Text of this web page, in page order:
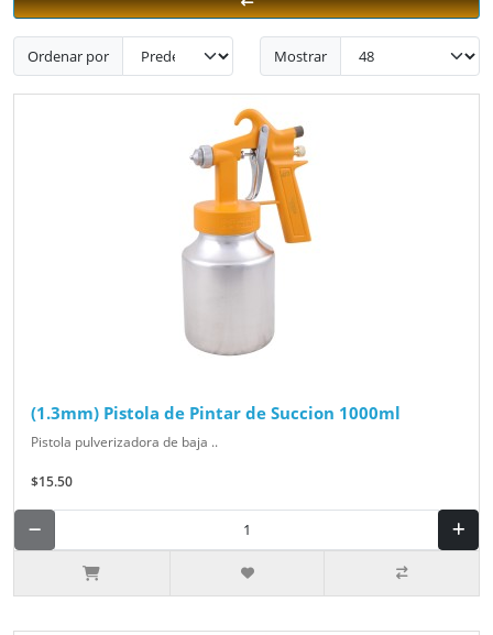
Ordenar por Mostrar
(1.3mm) Pistola de Pintar de Succion 1000ml
Pistola pulverizadora de baja ..
$15.50